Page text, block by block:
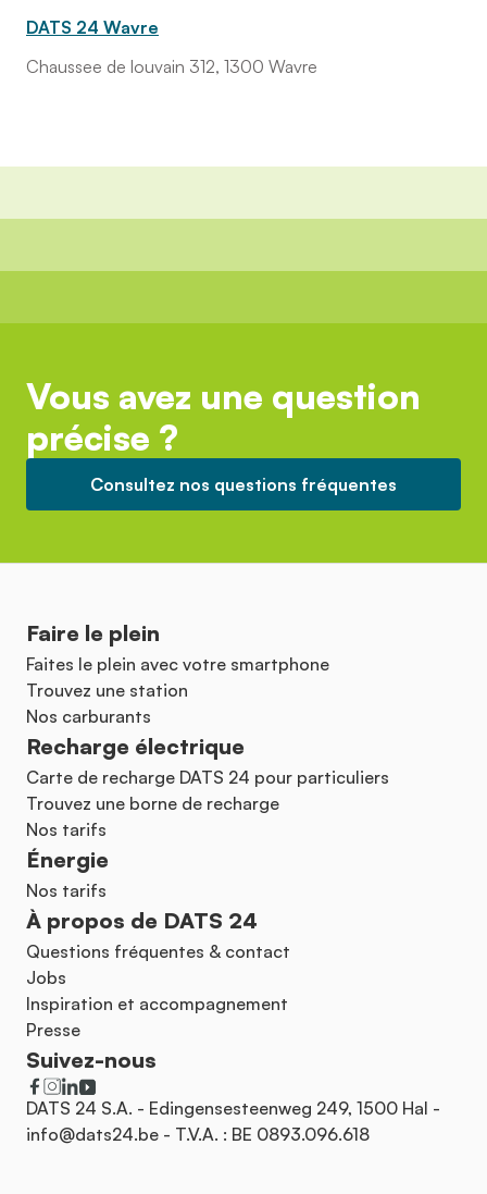
DATS 24 Wavre
Chaussee de louvain 312, 1300 Wavre
Vous avez une question
précise ?
Consultez nos questions fréquentes
Faire le plein
Faites le plein avec votre smartphone
Trouvez une station
Nos carburants
Recharge électrique
Carte de recharge DATS 24 pour particuliers
Trouvez une borne de recharge
Nos tarifs
Énergie
Nos tarifs
À propos de DATS 24
Questions fréquentes & contact
Jobs
Inspiration et accompagnement
Presse
Suivez-nous
DATS 24 S.A. - Edingensesteenweg 249, 1500 Hal -
info@dats24.be - T.V.A. : BE 0893.096.618